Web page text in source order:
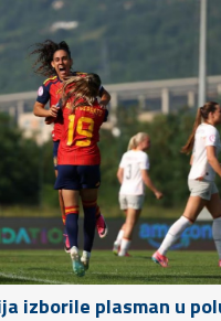
izborile plasman u